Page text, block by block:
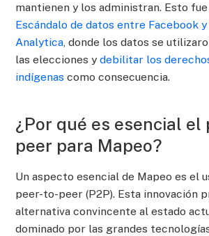
mantienen y los administran. Esto
Escándalo de datos entre Facebook
Analytica, donde los datos se
las elecciones ydebilitar los
indígenas como consecuencia.
¿Por qué es esencial el
peer para Mapeo?
Un aspecto esencial de Mapeo es el
peer-to-peer (P2P). Esta innovación
alternativa convincente al estado
dominado por las grandes